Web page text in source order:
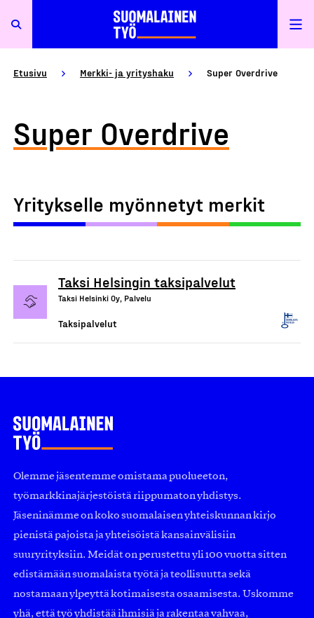
Etusivu Merkki- ja yrityshaku Super Overdrive
Super Overdrive
Yritykselle myönnetyt merkit
Taksi Helsingin taksipalvelut
Taksi Helsinki Oy, Palvelu
Taksipalvelut
Olemme jäsentemme omistama puolueeton,
työmarkkinajärjestöistä riippumaton yhdistys.
Jäseninämme on koko suomalaisen yhteiskunnan kirjo
pienistä pajoista ja yhteisöistä kansainvälisiin
suuryrityksiin. Meidät on perustettu yli 100 vuotta sitten
edistämään suomalaista työtä ja teollisuutta sekä
nostamaan ylpeyttä kotimaisesta osaamisesta. Uskomme
yhä, että työ yhdistää ihmisiä ja rakentaa vahvaa,